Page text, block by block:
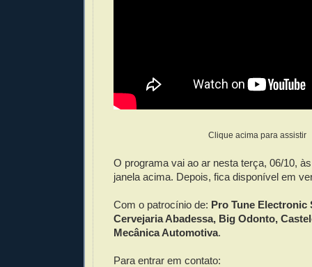
Clique acima para assistir
O programa vai ao ar nesta terça, 06/10,
janela acima. Depois, fica disponível em
Com o patrocínio de: Pro Tune Electronic
Cervejaria Abadessa, Big Odonto,
Mecânica Automotiva.
Para entrar em contato: